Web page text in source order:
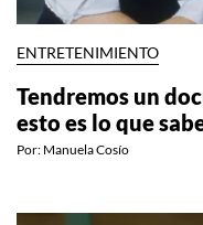
ENTRETENIMIENTO
Tendremos un
esto es lo que
Por: Manuela Cosío